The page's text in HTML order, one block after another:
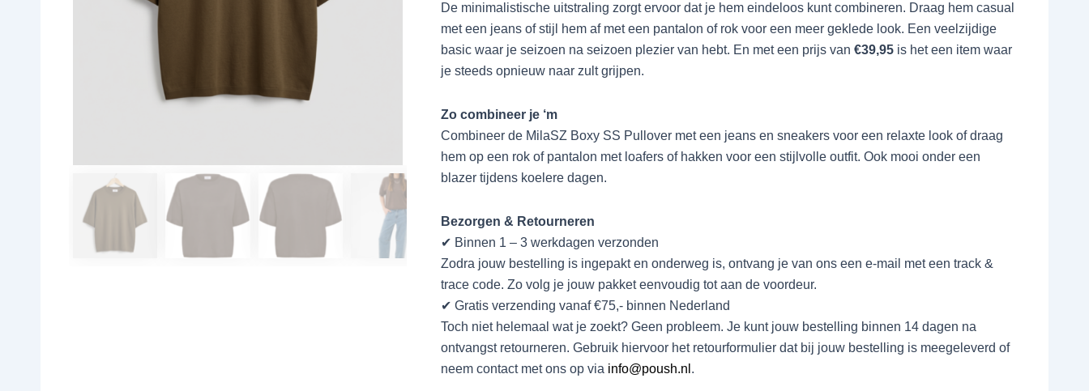
De minimalistische uitstraling zorgt ervoor dat je hem eindeloos kunt combineren. Draag hem casual
met een jeans of stijl hem af met een pantalon of rok voor een meer geklede look. Een veelzijdige
basic waar je seizoen na seizoen plezier van hebt. En met een prijs van €39,95is het een item waar
je steeds opnieuw naar zult grijpen.
Zo combineer je ‘m
Combineer de MilaSZ Boxy SS Pullover met een jeans en sneakers voor een relaxte look of draag
hem op een rok of pantalon met loafers of hakken voor een stijlvolle outfit. Ook mooi onder een
blazer tijdens koelere dagen.
Bezorgen & Retourneren
✔ Binnen 1 – 3 werkdagen verzonden
Zodra jouw bestelling is ingepakt en onderweg is, ontvang je van ons een e-mail met een track &
trace code. Zo volg je jouw pakket eenvoudig tot aan de voordeur.
✔ Gratis verzending vanaf €75,- binnen Nederland
Toch niet helemaal wat je zoekt? Geen probleem. Je kunt jouw bestelling binnen 14 dagen na
ontvangst retourneren. Gebruik hiervoor het retourformulier dat bij jouw bestelling is meegeleverd of
neem contact met ons op via info@poush.nl .